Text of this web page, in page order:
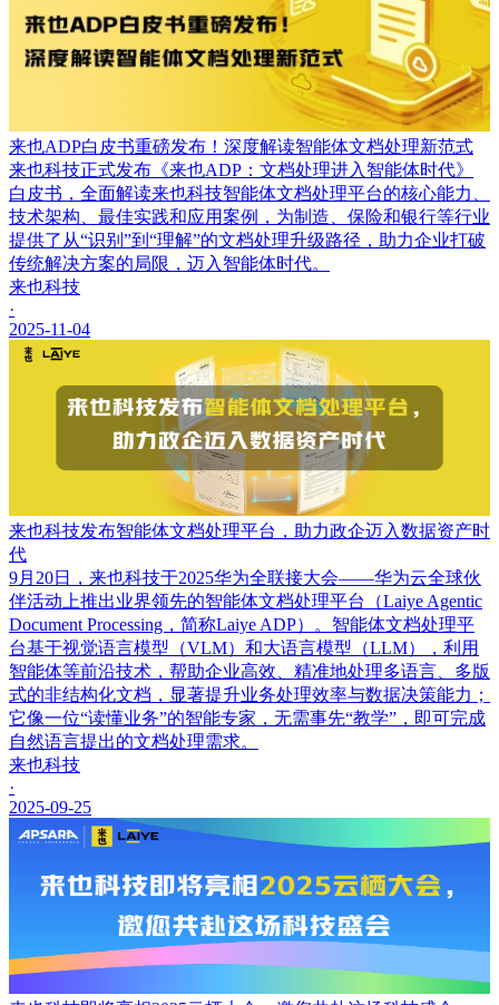
来也ADP白皮书重磅发布！深度解读智能体文档处理新范式
来也科技正式发布《来也ADP：文档处理进入智能体时代》
白皮书，全面解读来也科技智能体文档处理平台的核心能力、
技术架构、最佳实践和应用案例，为制造、保险和银行等行业
提供了从“识别”到“理解”的文档处理升级路径，助力企业打破
传统解决方案的局限，迈入智能体时代。
来也科技
·
2025-11-04
来也科技发布智能体文档处理平台，助力政企迈入数据资产时
代
9月20日，来也科技于2025华为全联接大会——华为云全球伙
伴活动上推出业界领先的智能体文档处理平台（Laiye Agentic
Document Processing，简称Laiye ADP）。智能体文档处理平
台基于视觉语言模型（VLM）和大语言模型（LLM），利用
智能体等前沿技术，帮助企业高效、精准地处理多语言、多版
式的非结构化文档，显著提升业务处理效率与数据决策能力；
它像一位“读懂业务”的智能专家，无需事先“教学”，即可完成
自然语言提出的文档处理需求。
来也科技
·
2025-09-25